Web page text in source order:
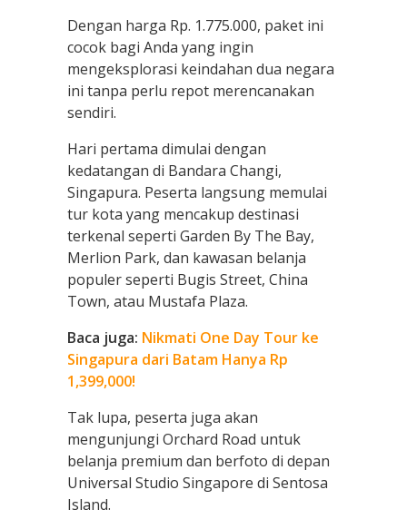
Dengan harga Rp. 1.775.000, paket ini
cocok bagi Anda yang ingin
mengeksplorasi keindahan dua negara
ini tanpa perlu repot merencanakan
sendiri.
Hari pertama dimulai dengan
kedatangan di Bandara Changi,
Singapura. Peserta langsung memulai
tur kota yang mencakup destinasi
terkenal seperti Garden By The Bay,
Merlion Park, dan kawasan belanja
populer seperti Bugis Street, China
Town, atau Mustafa Plaza.
Baca juga: Nikmati One Day Tour ke
Singapura dari Batam Hanya Rp
1,399,000!
Tak lupa, peserta juga akan
mengunjungi Orchard Road untuk
belanja premium dan berfoto di depan
Universal Studio Singapore di Sentosa
Island.